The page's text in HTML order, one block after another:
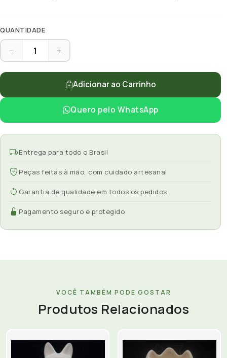
QUANTIDADE
Adicionar ao Carrinho
Quero pelo WhatsApp
Entrega para todo o Brasil
Peças feitas à mão, com cuidado artesanal
Garantia de qualidade em todos os pedidos
Pagamento seguro e protegido
VOCÊ TAMBÉM PODE GOSTAR
Produtos Relacionados